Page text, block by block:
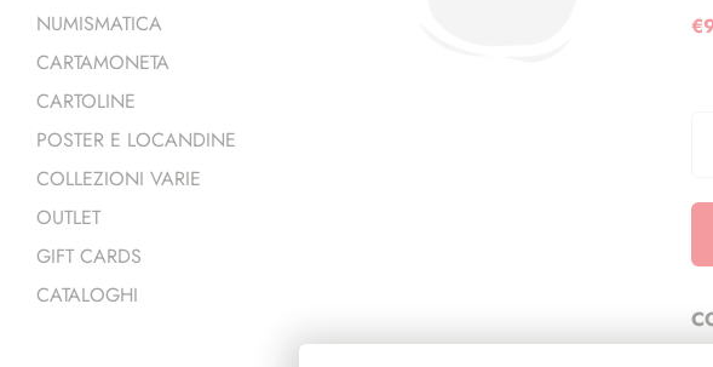
€
NUMISMATICA
CARTAMONETA
CARTOLINE
POSTER E LOCANDINE
COLLEZIONI VARIE
OUTLET
GIFT CARDS
CATALOGHI